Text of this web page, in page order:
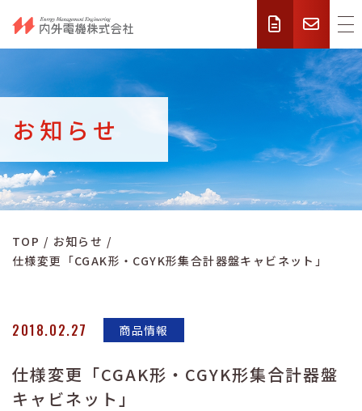
お知らせ
TOP
お知らせ
仕様変更「CGAK形・CGYK形集合計器盤キャビネット」
2018.02.27 商品情報
仕様変更「CGAK形・CGYK形集合計器盤
キャビネット」